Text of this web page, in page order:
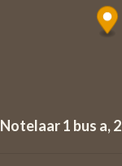
Notelaar 1 bus a,